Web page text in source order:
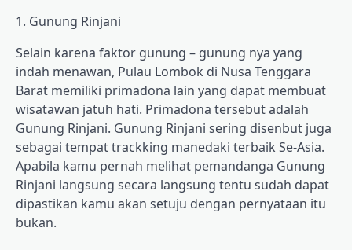
1. Gunung Rinjani
Selain karena faktor gunung – gunung nya yang
indah menawan, Pulau Lombok di Nusa Tenggara
Barat memiliki primadona lain yang dapat membuat
wisatawan jatuh hati. Primadona tersebut adalah
Gunung Rinjani. Gunung Rinjani sering disenbut juga
sebagai tempat trackking manedaki terbaik Se-Asia.
Apabila kamu pernah melihat pemandanga Gunung
Rinjani langsung secara langsung tentu sudah dapat
dipastikan kamu akan setuju dengan pernyataan itu
bukan.